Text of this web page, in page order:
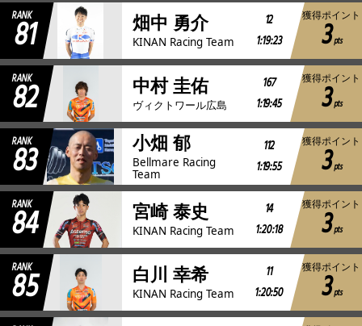
RANK
81 畑中 勇介
KINAN Racing Team
12
1:19:23
獲得ポイント
3pts
RANK
82 中村 圭佑
ヴィクトワール広島
167
1:19:45
獲得ポイント
3pts
RANK
83 小畑 郁
Bellmare Racing
Team
112
1:19:55
獲得ポイント
3pts
RANK
84 宮崎 泰史
KINAN Racing Team
14
1:20:18
獲得ポイント
3pts
RANK
85 白川 幸希
KINAN Racing Team
11
1:20:50
獲得ポイント
3pts